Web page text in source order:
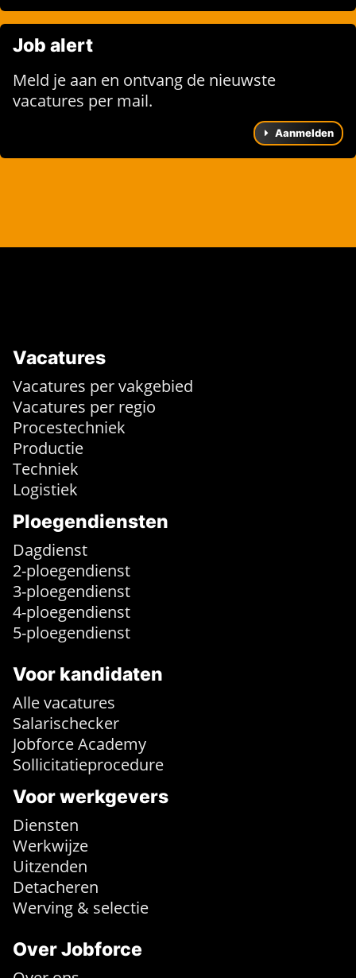
Job alert
Meld je aan en ontvang de nieuwste
vacatures per mail.
Aanmelden
Vacatures
Vacatures per vakgebied
Vacatures per regio
Procestechniek
Productie
Techniek
Logistiek
Ploegendiensten
Dagdienst
2-ploegendienst
3-ploegendienst
4-ploegendienst
5-ploegendienst
Voor kandidaten
Alle vacatures
Salarischecker
Jobforce Academy
Sollicitatieprocedure
Voor werkgevers
Diensten
Werkwijze
Uitzenden
Detacheren
Werving & selectie
Over Jobforce